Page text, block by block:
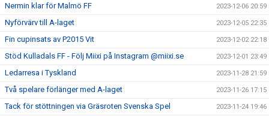
Nermin klar för Malmö FF 2023-12-06 20:59
Nyförvärv till A-laget 2023-12-05 22:35
Fin cupinsats av P2015 Vit 2023-12-02 22:18
Stöd Kulladals FF - Följ Miixi på Instagram @miixi.se 2023-12-01 23:49
Ledarresa i Tyskland 2023-11-28 21:59
Två spelare förlänger med A-laget 2023-11-26 17:15
Tack för stöttningen via Gräsroten Svenska Spel 2023-11-24 19:46